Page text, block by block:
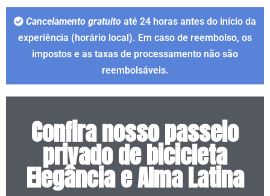
Cancelamento gratuito até 24 horas antes do início da
experiência (horário local). Em caso de reembolso, os
impostos e as taxas de processamento não são
reembolsáveis.
Confira nosso passeio
privado de bicicleta
Elegância e Alma Latina​